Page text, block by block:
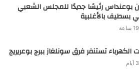
بوعنداس رئيسًا جديدًا للمجلس الشعبي
بسطيف بالأغلبية
الكهرباء تستنفر فرق سونلغاز ببرج بوعريريج